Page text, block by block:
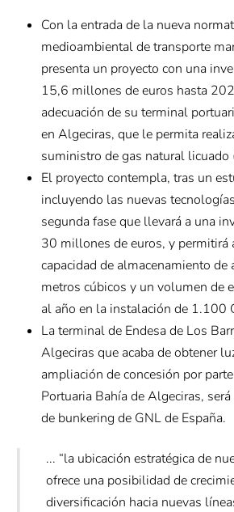
Con la entrada de la nueva
medioambiental de transporte
presenta un proyecto con una
15,6 millones de euros hasta
adecuación de su terminal
en Algeciras, que le permita
suministro de gas natural licuado
El proyecto contempla, tras un
incluyendo las nuevas
segunda fase que llevará a una
30 millones de euros, y permitirá
capacidad de almacenamiento
metros cúbicos y un volumen de
al año en la instalación de 1.100
La terminal de Endesa de Los
Algeciras que acaba de obtener
ampliación de concesión por
Portuaria Bahía de Algeciras,
de bunkering de GNL de España.
... “la ubicación estratégica de
ofrece una posibilidad de
diversificación hacia nuevas